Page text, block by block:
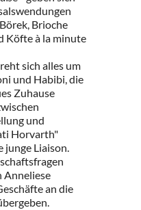
Brioche
Köfte à la minute
sich alles um
und Habibi, die
Zuhause
und
Horvarth"
junge Liaison.
Anneliese
an die